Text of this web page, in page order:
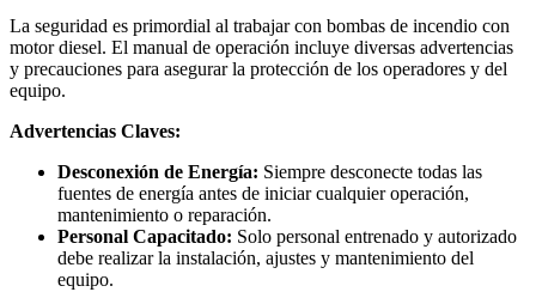
La seguridad es primordial al trabajar con bombas de incendio con
motor diesel. El manual de operación incluye diversas advertencias
y precauciones para asegurar la protección de los operadores y del
equipo.
Advertencias Claves:
Desconexión de Energía: Siempre desconecte todas las
fuentes de energía antes de iniciar cualquier operación,
mantenimiento o reparación.
Personal Capacitado: Solo personal entrenado y autorizado
debe realizar la instalación, ajustes y mantenimiento del
equipo.